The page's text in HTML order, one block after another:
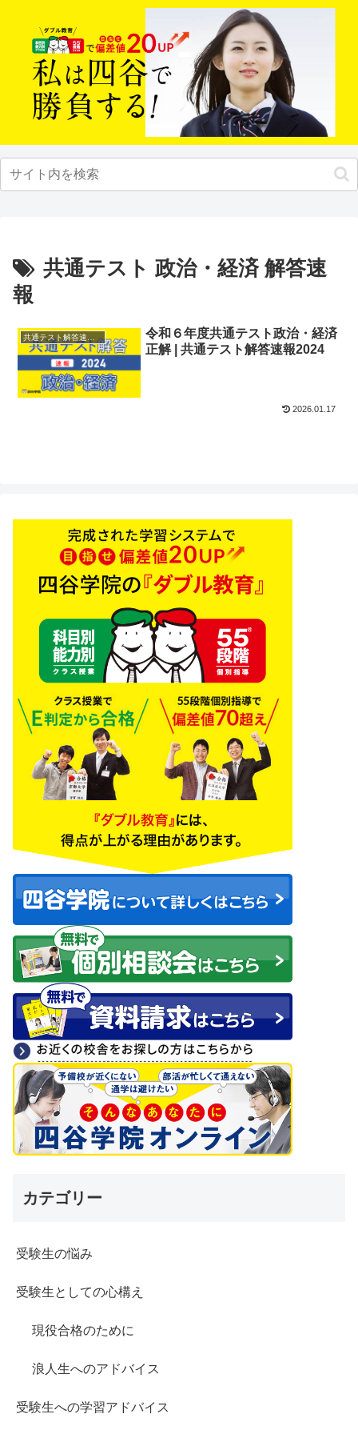
共通テスト 政治・経済 解答速
報
共通テスト解答速報2024
令和６年度共通テスト政治・経済
正解 | 共通テスト解答速報2024
2026.01.17
カテゴリー
受験生の悩み
受験生としての心構え
現役合格のために
浪人生へのアドバイス
受験生への学習アドバイス